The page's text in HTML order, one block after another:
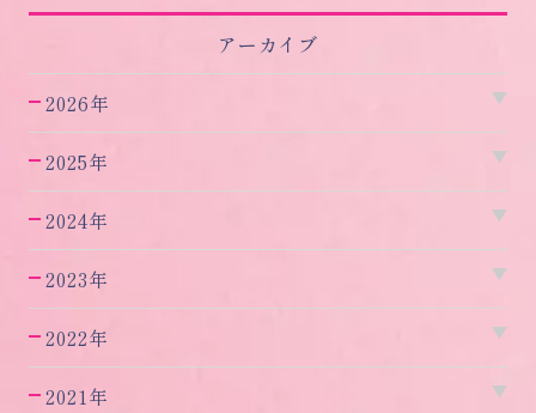
アーカイブ
2026年
2025年
2024年
2023年
2022年
2021年